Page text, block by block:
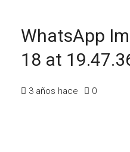
WhatsApp
18 at
3 años hace 0